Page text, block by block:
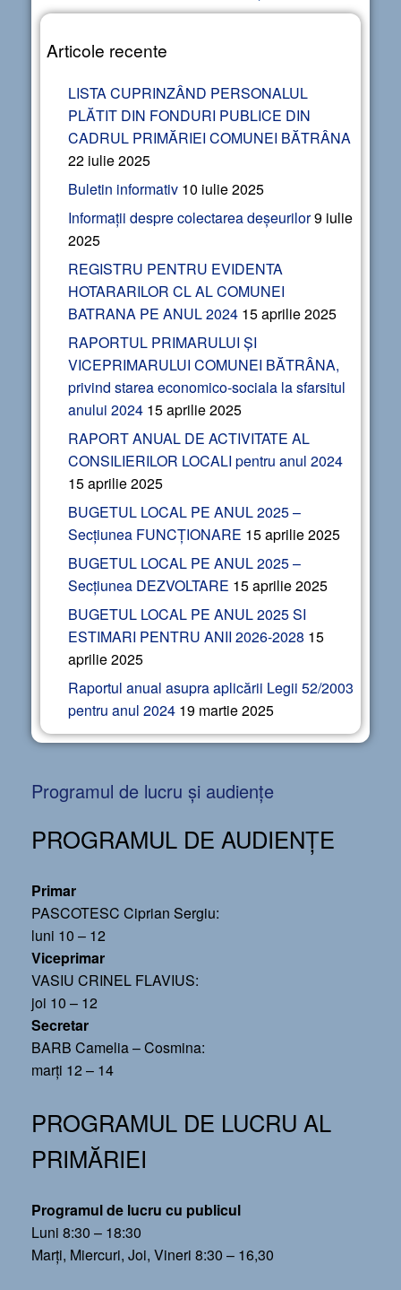
Articole recente
LISTA CUPRINZÂND PERSONALUL
PLĂTIT DIN FONDURI PUBLICE DIN
CADRUL PRIMĂRIEI COMUNEI BĂTRÂNA
22 iulie 2025
Buletin informativ 10 iulie 2025
Informații despre colectarea deșeurilor9 iulie
2025
REGISTRU PENTRU EVIDENTA
HOTARARILOR CL AL COMUNEI
BATRANA PE ANUL 2024 15 aprilie 2025
RAPORTUL PRIMARULUI ȘI
VICEPRIMARULUI COMUNEI BĂTRÂNA,
privind starea economico-sociala la sfarsitul
anului 2024 15 aprilie 2025
RAPORT ANUAL DE ACTIVITATE AL
CONSILIERILOR LOCALI pentru anul 2024
15 aprilie 2025
BUGETUL LOCAL PE ANUL 2025 –
Secțiunea FUNCȚIONARE 15 aprilie 2025
BUGETUL LOCAL PE ANUL 2025 –
Secțiunea DEZVOLTARE 15 aprilie 2025
BUGETUL LOCAL PE ANUL 2025 SI
ESTIMARI PENTRU ANII 2026-2028 15
aprilie 2025
Raportul anual asupra aplicării Legii 52/2003
pentru anul 2024 19 martie 2025
Programul de lucru și audiențe
PROGRAMUL DE AUDIENȚE
Primar
PASCOTESC Ciprian Sergiu:
luni 10 – 12
Viceprimar
VASIU CRINEL FLAVIUS:
joi 10 – 12
Secretar
BARB Camelia – Cosmina:
marți 12 – 14
PROGRAMUL DE LUCRU AL
PRIMĂRIEI
Programul de lucru cu publicul
Luni 8:30 – 18:30
Marți, Miercuri, Joi, Vineri 8:30 – 16,30